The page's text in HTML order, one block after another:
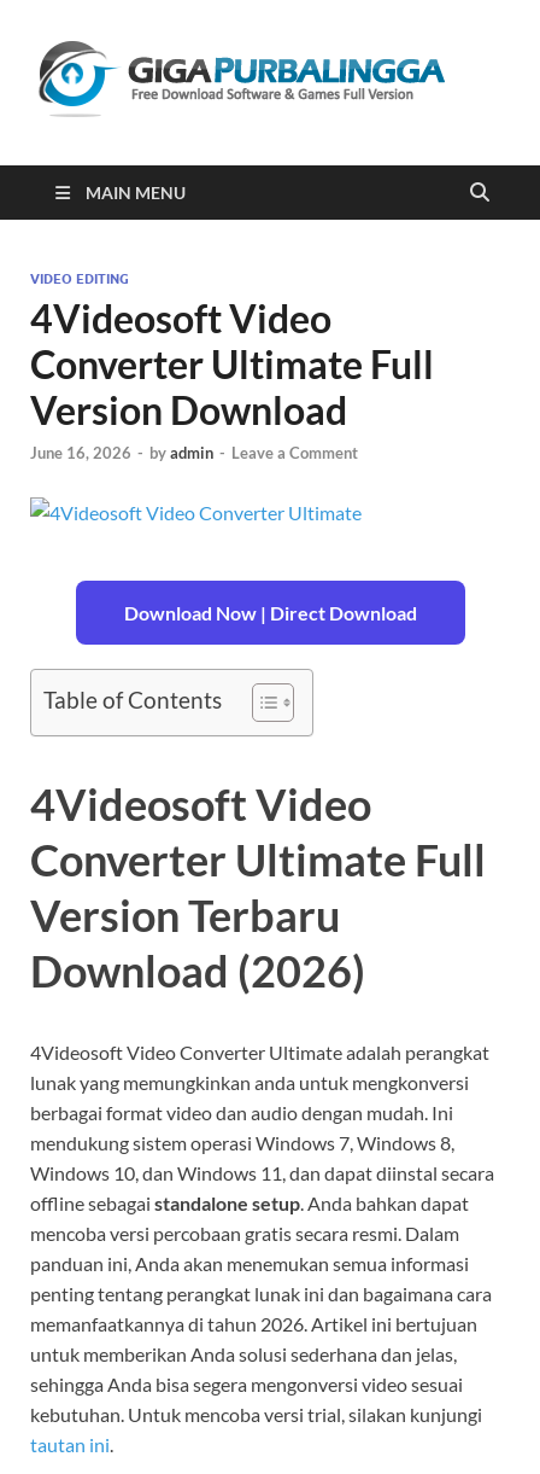
2023
MAIN MENU
VIDEO EDITING
4Videosoft Video
Converter Ultimate Full
Version Download
June 16, 2026 - byadmin - Leave a Comment
Download Now | Direct Download
Table of Contents
4Videosoft Video
Converter Ultimate Full
Version Terbaru
Download (2026)
4Videosoft Video Converter Ultimate adalah perangkat
lunak yang memungkinkan anda untuk mengkonversi
berbagai format video dan audio dengan mudah. Ini
mendukung sistem operasi Windows 7, Windows 8,
Windows 10, dan Windows 11, dan dapat diinstal secara
offline sebagai standalone setup. Anda bahkan dapat
mencoba versi percobaan gratis secara resmi. Dalam
panduan ini, Anda akan menemukan semua informasi
penting tentang perangkat lunak ini dan bagaimana cara
memanfaatkannya di tahun 2026. Artikel ini bertujuan
untuk memberikan Anda solusi sederhana dan jelas,
sehingga Anda bisa segera mengonversi video sesuai
kebutuhan. Untuk mencoba versi trial, silakan kunjungi
tautan ini.